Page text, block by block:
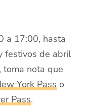
a 17:00, hasta
festivos de abril
toma nota que
York Pass o
Pass.